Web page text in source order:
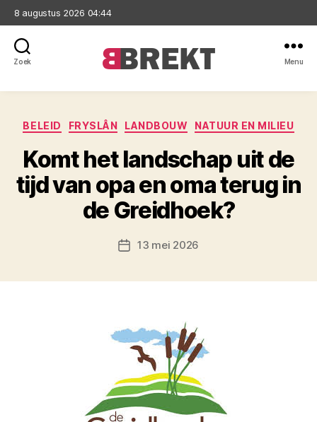
8 augustus 2026 04:44
Zoek Menu
Categorieën
BELEID FRYSLÂN LANDBOUW NATUUR EN MILIEU
Komt het landschap uit de
tijd van opa en oma terug in
de Greidhoek?
Berichtdatum
13 mei 2026